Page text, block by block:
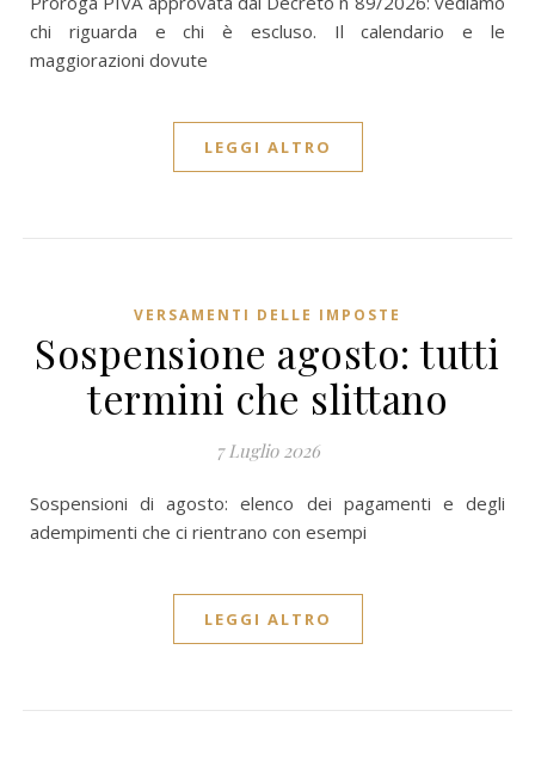
chi riguarda e chi è escluso. Il calendario e le
maggiorazioni dovute
LEGGI ALTRO
VERSAMENTI DELLE IMPOSTE
Sospensione agosto: tutti
termini che slittano
7 Luglio 2026
Sospensioni di agosto: elenco dei pagamenti e degli
adempimenti che ci rientrano con esempi
LEGGI ALTRO